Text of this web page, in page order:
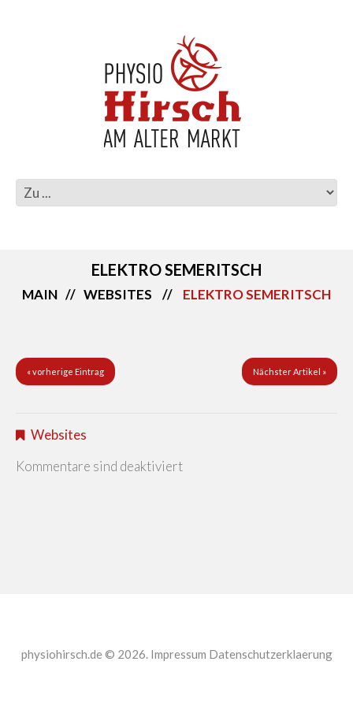
ELEKTRO SEMERITSCH
MAIN WEBSITES ELEKTRO SEMERITSCH
« vorherige Eintrag Nächster Artikel »
Websites
Kommentare sind deaktiviert
physiohirsch.de © 2026. Impressum Datenschutzerklaerung